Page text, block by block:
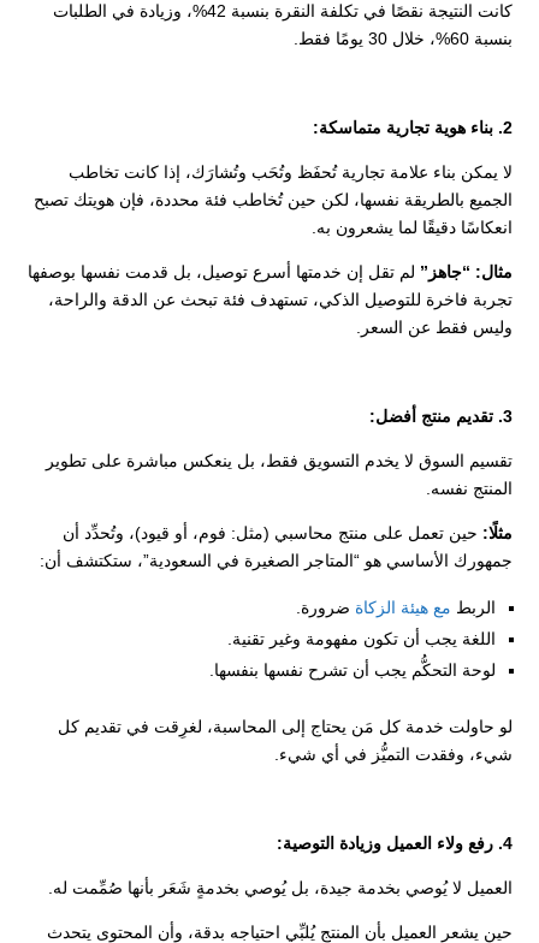
كانت النتيجة نقصًا في تكلفة النقرة بنسبة 42%، وزيادة في الطلبات
بنسبة 60%، خلال 30 يومًا فقط.
2. بناء هوية تجارية متماسكة:
لا يمكن بناء علامة تجارية تُحفَظ وتُحَب وتُشارَك، إذا كانت تخاطب
الجميع بالطريقة نفسها، لكن حين تُخاطب فئة محددة، فإن هويتك تصبح
انعكاسًا دقيقًا لما يشعرون به.
مثال: “جاهز” لم تقل إن خدمتها أسرع توصيل، بل قدمت نفسها بوصفها
تجربة فاخرة للتوصيل الذكي، تستهدف فئة تبحث عن الدقة والراحة،
وليس فقط عن السعر.
3. تقديم منتج أفضل:
تقسيم السوق لا يخدم التسويق فقط، بل ينعكس مباشرة على تطوير
المنتج نفسه.
مثلًا: حين تعمل على منتج محاسبي (مثل: فوم، أو قيود)، وتُحدِّد أن
جمهورك الأساسي هو “المتاجر الصغيرة في السعودية”، ستكتشف أن:
الربط مع هيئة الزكاة ضرورة.
اللغة يجب أن تكون مفهومة وغير تقنية.
لوحة التحكُّم يجب أن تشرح نفسها بنفسها.
لو حاولت خدمة كل مَن يحتاج إلى المحاسبة، لغرِقت في تقديم كل
شيء، وفقدت التميُّز في أي شيء.
4. رفع ولاء العميل وزيادة التوصية:
العميل لا يُوصي بخدمة جيدة، بل يُوصي بخدمةٍ شَعَر بأنها صُمِّمت له.
حين يشعر العميل بأن المنتج يُلبِّي احتياجه بدقة، وأن المحتوى يتحدث